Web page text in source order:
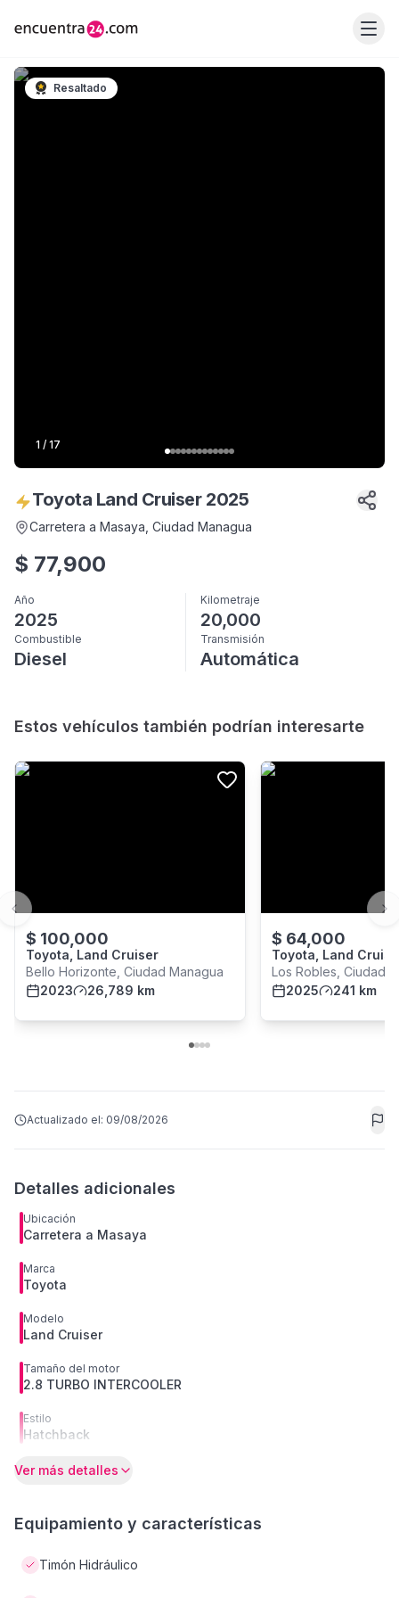
Resaltado
1 / 17
Toyota Land Cruiser 2025
Carretera a Masaya , Ciudad Managua
$ 77,900
Año
2025
Kilometraje
20,000
Combustible
Diesel
Transmisión
Automática
Estos vehículos también podrían interesarte
$ 100,000
Toyota, Land Cruiser
Bello Horizonte, Ciudad Managua
2023
26,789 km
$ 64,000
Toyota, Land
Los Robles, Ciudad
2025
241 km
Previous slide
Actualizado el: 09/08/2026
Detalles adicionales
Ubicación
Carretera a Masaya
Marca
Toyota
Modelo
Land Cruiser
Tamaño del motor
2.8 TURBO INTERCOOLER
Estilo
Hatchback
Ver más detalles
Equipamiento y características
Timón Hidráulico